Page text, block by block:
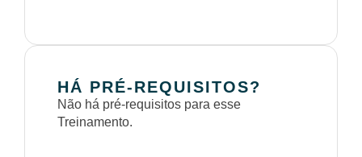
HÁ PRÉ-REQUISITOS?
Não há pré-requisitos para esse
Treinamento.